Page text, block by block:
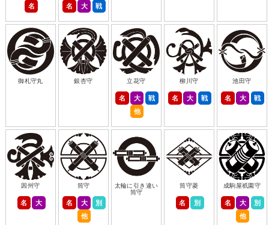
名 名 大 戦
御札守丸 銀杏守 立花守
名 大
戦
他
柳川守
名 大 戦
池田守
名 大 戦
因州守
名 大
筒守
名 大
別
他
太輪に引き違い
筒守
筒守菱
名 別
成駒屋祇園守
名 大
別
他